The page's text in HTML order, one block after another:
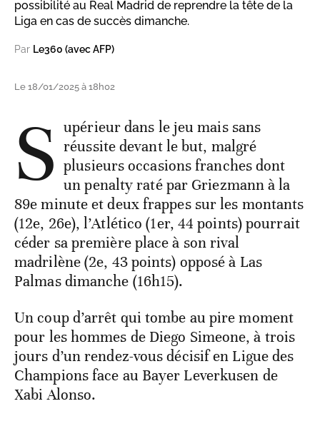
possibilité au Real Madrid de reprendre la tête de la
Liga en cas de succès dimanche.
Par Le360 (avec AFP)
Le 18/01/2025 à 18h02
S upérieur dans le jeu mais sans
réussite devant le but, malgré
plusieurs occasions franches dont
un penalty raté par Griezmann à la
89e minute et deux frappes sur les montants
(12e, 26e), l’Atlético (1er, 44 points) pourrait
céder sa première place à son rival
madrilène (2e, 43 points) opposé à Las
Palmas dimanche (16h15).
Un coup d’arrêt qui tombe au pire moment
pour les hommes de Diego Simeone, à trois
jours d’un rendez-vous décisif en Ligue des
Champions face au Bayer Leverkusen de
Xabi Alonso.